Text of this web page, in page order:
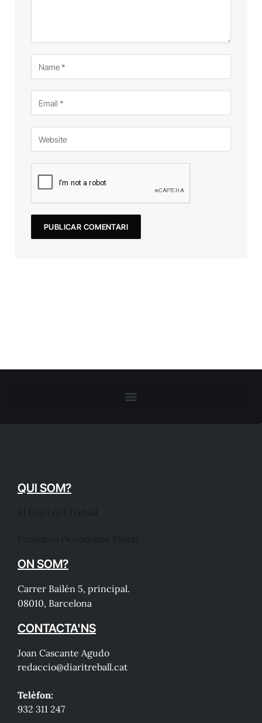
QUI SOM?
ON SOM?
Carrer Bailén 5, principal.
08010, Barcelona
CONTACTA'NS
Joan Cascante Agudo
redaccio@diaritreball.cat
Telèfon:
932 311 247